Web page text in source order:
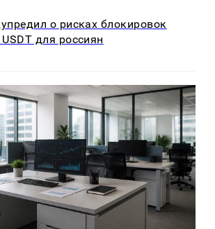
о рисках блокировок
для россиян